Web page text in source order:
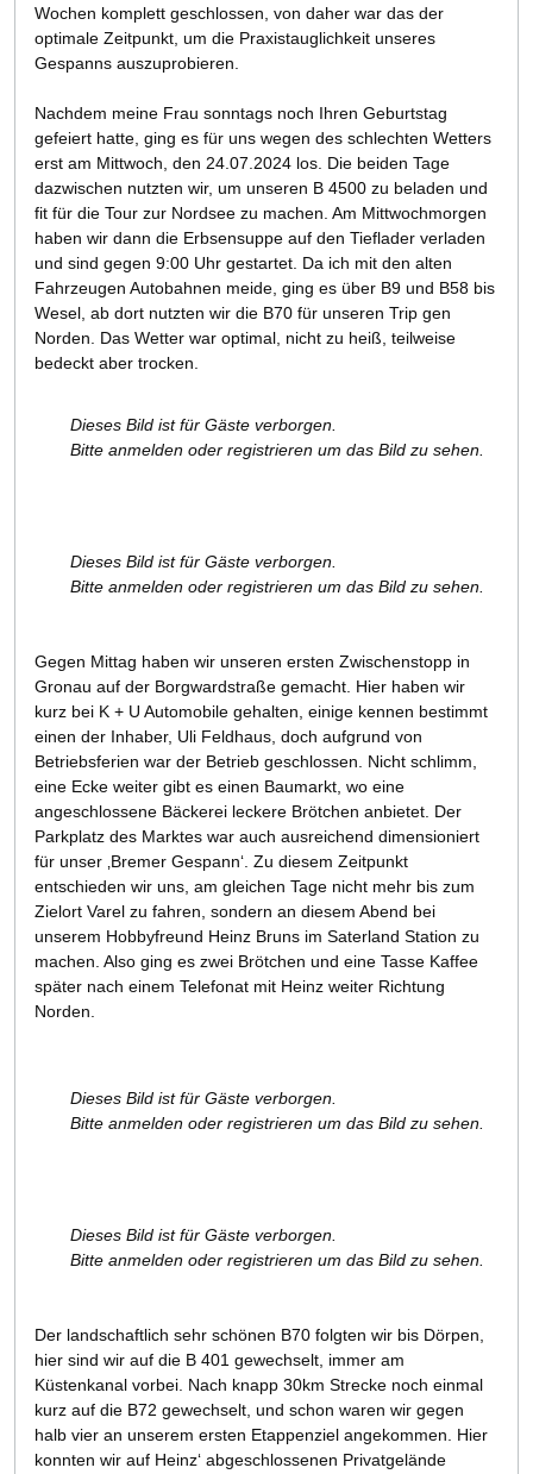
Wochen komplett geschlossen, von daher war das der
optimale Zeitpunkt, um die Praxistauglichkeit unseres
Gespanns auszuprobieren.
Nachdem meine Frau sonntags noch Ihren Geburtstag
gefeiert hatte, ging es für uns wegen des schlechten Wetters
erst am Mittwoch, den 24.07.2024 los. Die beiden Tage
dazwischen nutzten wir, um unseren B 4500 zu beladen und
fit für die Tour zur Nordsee zu machen. Am Mittwochmorgen
haben wir dann die Erbsensuppe auf den Tieflader verladen
und sind gegen 9:00 Uhr gestartet. Da ich mit den alten
Fahrzeugen Autobahnen meide, ging es über B9 und B58 bis
Wesel, ab dort nutzten wir die B70 für unseren Trip gen
Norden. Das Wetter war optimal, nicht zu heiß, teilweise
bedeckt aber trocken.
Dieses Bild ist für Gäste verborgen.
Bitte anmelden oder registrieren um das Bild zu sehen.
Dieses Bild ist für Gäste verborgen.
Bitte anmelden oder registrieren um das Bild zu sehen.
Gegen Mittag haben wir unseren ersten Zwischenstopp in
Gronau auf der Borgwardstraße gemacht. Hier haben wir
kurz bei K + U Automobile gehalten, einige kennen bestimmt
einen der Inhaber, Uli Feldhaus, doch aufgrund von
Betriebsferien war der Betrieb geschlossen. Nicht schlimm,
eine Ecke weiter gibt es einen Baumarkt, wo eine
angeschlossene Bäckerei leckere Brötchen anbietet. Der
Parkplatz des Marktes war auch ausreichend dimensioniert
für unser ‚Bremer Gespann‘. Zu diesem Zeitpunkt
entschieden wir uns, am gleichen Tage nicht mehr bis zum
Zielort Varel zu fahren, sondern an diesem Abend bei
unserem Hobbyfreund Heinz Bruns im Saterland Station zu
machen. Also ging es zwei Brötchen und eine Tasse Kaffee
später nach einem Telefonat mit Heinz weiter Richtung
Norden.
Dieses Bild ist für Gäste verborgen.
Bitte anmelden oder registrieren um das Bild zu sehen.
Dieses Bild ist für Gäste verborgen.
Bitte anmelden oder registrieren um das Bild zu sehen.
Der landschaftlich sehr schönen B70 folgten wir bis Dörpen,
hier sind wir auf die B 401 gewechselt, immer am
Küstenkanal vorbei. Nach knapp 30km Strecke noch einmal
kurz auf die B72 gewechselt, und schon waren wir gegen
halb vier an unserem ersten Etappenziel angekommen. Hier
konnten wir auf Heinz‘ abgeschlossenen Privatgelände